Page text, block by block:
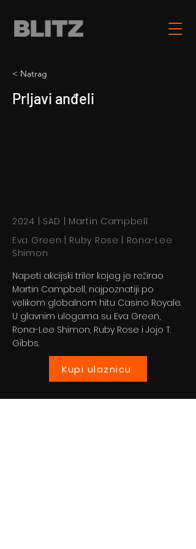
< Natrag
Prljavi anđeli
2024 | SAD | Martin Campbell
Eva Green | Ruby Rose | Rona-Lee
Shimon
Napeti akcijski triler kojeg je režirao
Martin Campbell, najpoznatiji po
velikom globalnom hitu Casino Royale.
U glavnim ulogama su Eva Green,
Rona-Lee Shimon, Ruby Rose i Jojo T.
Gibbs.
Kupi ulaznicu